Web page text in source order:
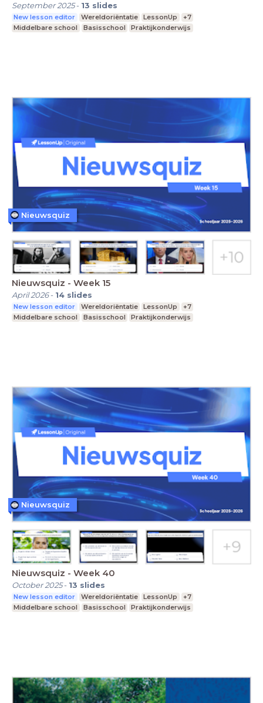
September 2025- 13 slides
New lesson editor Wereldoriëntatie LessonUp
+7
Middelbare school
Basisschool Praktijkonderwijs
Nieuwsquiz - Week 15
April 2026- 14 slides
New lesson editor Wereldoriëntatie LessonUp
+7
Middelbare school
Basisschool Praktijkonderwijs
Nieuwsquiz
Nieuwsquiz - Week 40
October 2025- 13 slides
New lesson editor Wereldoriëntatie LessonUp
+7
Middelbare school
Basisschool Praktijkonderwijs
Nieuwsquiz